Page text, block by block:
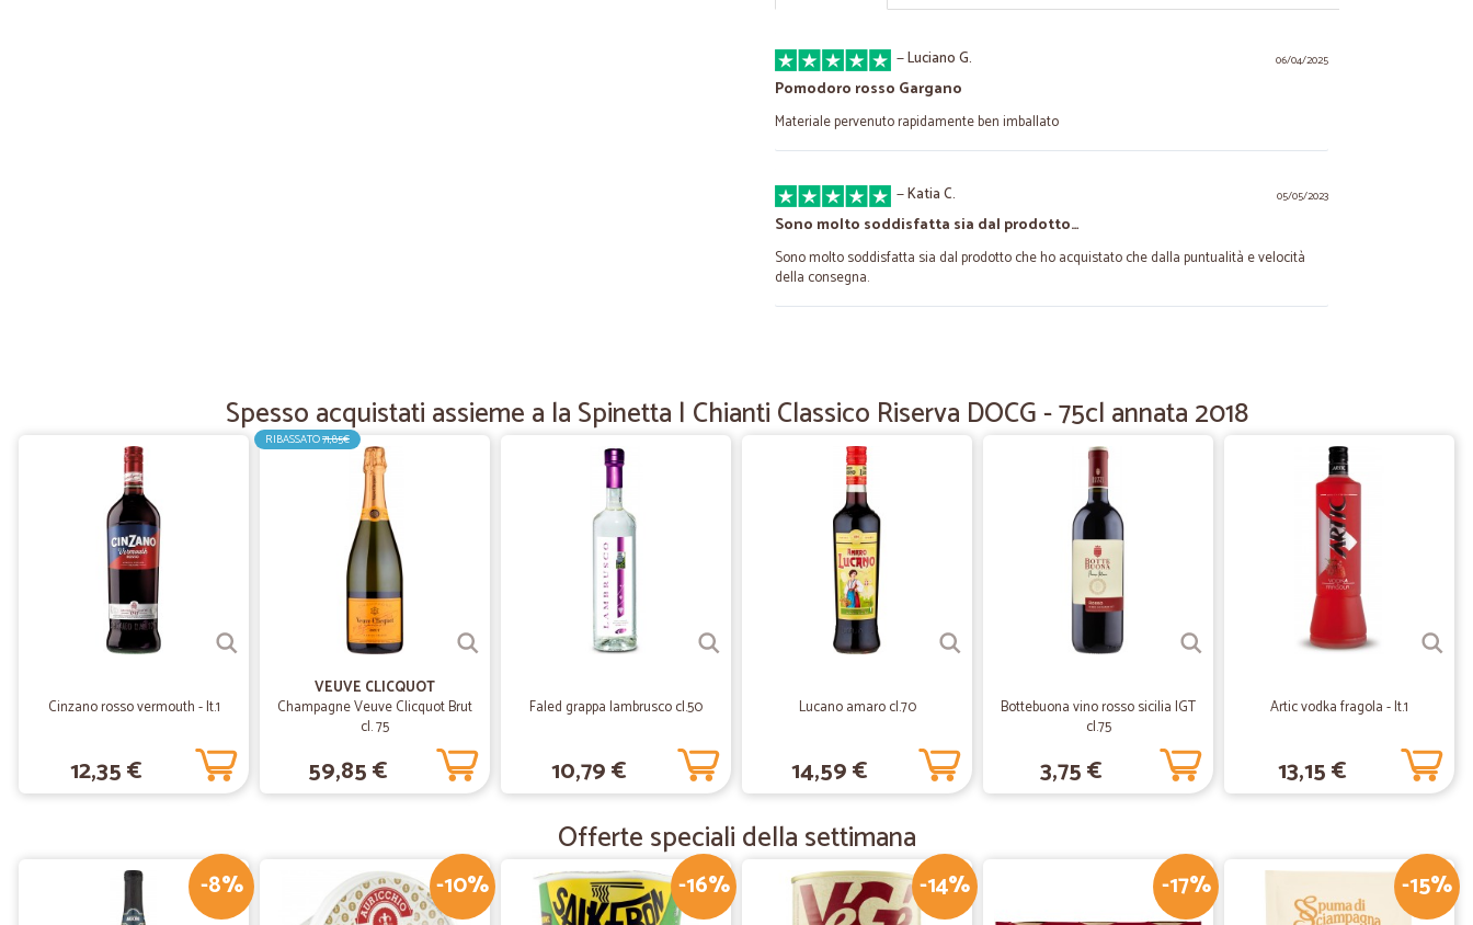
06/04/2025
—Luciano G.
Pomodoro rosso Gargano
Materiale pervenuto rapidamente ben imballato
05/05/2023
—Katia C.
Sono molto soddisfatta sia dal prodotto…
Sono molto soddisfatta sia dal prodotto che ho acquistato che dalla puntualità e velocità
della consegna.
Servizio buono, i tempi non sono velocissimi per chi abita in periferia. Consente però di fare
16/07/2020
Pacchi arrivati in maniera impeccabile…
Pacchi arrivati in maniera impeccabile ottimo il trasporto tutto perfetto
24/05/2020
Daniela E.
Sono stata soddisfatta. C'è una grande varietà di prodotti e ho trovato subito quello che
cercavo.La spedizione è stata abbastanza veloce.Condiglio Cicalia!
12/02/2020
—Ivana P.
Arrivato presto con corriere molto…
Arrivato presto con corriere molto gentile
Spesso acquistati assieme a la Spinetta | Chianti Classico Riserva DOCG - 75cl annata 2018
Cinzano rosso vermouth - lt.1
12,35 €
RIBASSATO71,85€
VEUVE CLICQUOT
Champagne Veuve Clicquot Brut
cl. 75
59,85 €
Faled grappa lambrusco cl.50
10,79 €
Lucano amaro cl.70
14,59 €
Bottebuona vino rosso sicilia IGT
cl.75
3,75 €
Artic vodka fragola - lt.1
13,15 €
Offerte speciali della settimana
-8% -10% -16% -14% -17% -15%